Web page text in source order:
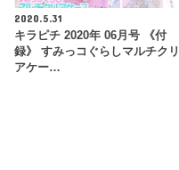
2020.5.31
キラピチ 2020年 06月号 《付
録》 すみっコぐらしマルチクリ
アケー…